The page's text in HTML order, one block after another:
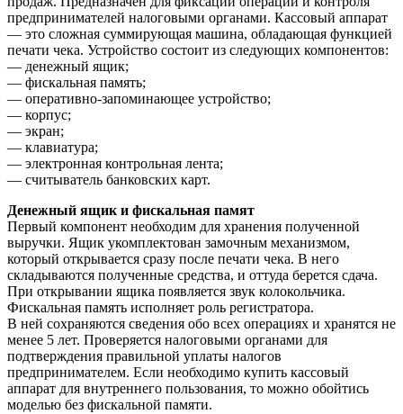
предпринимателей налоговыми органами. Кассовый аппарат
— это сложная суммирующая машина, обладающая функцией
печати чека. Устройство состоит из следующих компонентов:
— денежный ящик;
— фискальная память;
— оперативно-запоминающее устройство;
— корпус;
— экран;
— клавиатура;
— электронная контрольная лента;
— считыватель банковских карт.
Денежный ящик и фискальная памят
Первый компонент необходим для хранения полученной
выручки. Ящик укомплектован замочным механизмом,
который открывается сразу после печати чека. В него
складываются полученные средства, и оттуда берется сдача.
При открывании ящика появляется звук колокольчика.
Фискальная память исполняет роль регистратора.
В ней сохраняются сведения обо всех операциях и хранятся не
менее 5 лет. Проверяется налоговыми органами для
подтверждения правильной уплаты налогов
предпринимателем. Если необходимо купить кассовый
аппарат для внутреннего пользования, то можно обойтись
моделью без фискальной памяти.